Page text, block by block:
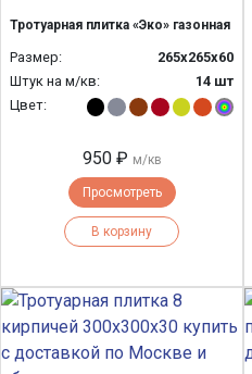
Тротуарная плитка «Эко» газонная
Размер:
265x265x60
Штук на м/кв:
14 шт
Цвет:
950 ₽ м/кв
Просмотреть
В корзину